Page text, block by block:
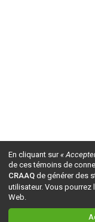
En cliquant sur«
de ces témoins de
CRAAQ de générer des
utilisateur. Vous
Web.